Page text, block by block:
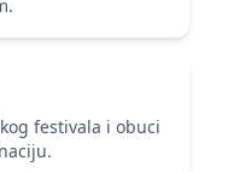
festivala i obuci